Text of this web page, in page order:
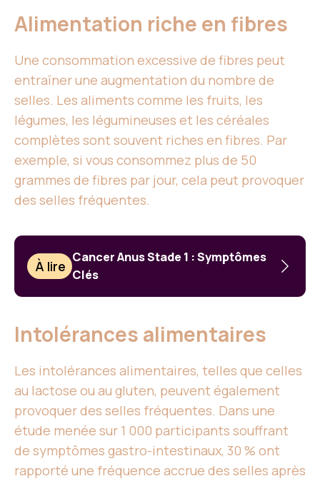
Alimentation riche en fibres
Une consommation excessive de fibres peut
entraîner une augmentation du nombre de
selles. Les aliments comme les fruits, les
légumes, les légumineuses et les céréales
complètes sont souvent riches en fibres. Par
exemple, si vous consommez plus de 50
grammes de fibres par jour, cela peut provoquer
des selles fréquentes.
À lire
Cancer Anus Stade 1 : Symptômes
Clés
Intolérances alimentaires
Les intolérances alimentaires, telles que celles
au lactose ou au gluten, peuvent également
provoquer des selles fréquentes. Dans une
étude menée sur 1 000 participants souffrant
de symptômes gastro-intestinaux, 30 % ont
rapporté une fréquence accrue des selles après